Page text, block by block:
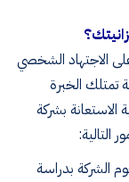
الاجتهاد الشخصي
تمتلك الخبرة
الاستعانة بشركة
الشركة بدراسة